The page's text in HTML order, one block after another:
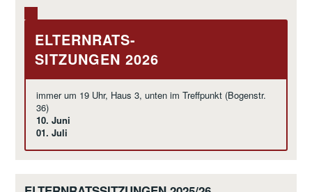
ELTERNRATS-
SITZUNGEN 2026
immer um 19 Uhr, Haus 3, unten im Treffpunkt (Bogenstr.
36)
10. Juni
01. Juli